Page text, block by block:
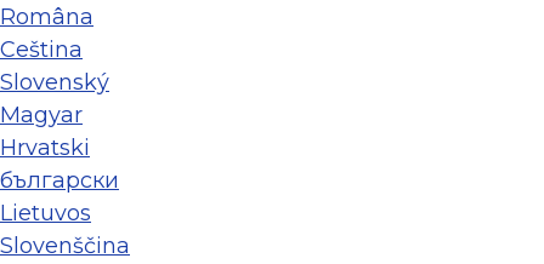
Româna
Ceština
Slovenský
Magyar
Hrvatski
български
Lietuvos
Slovenščina